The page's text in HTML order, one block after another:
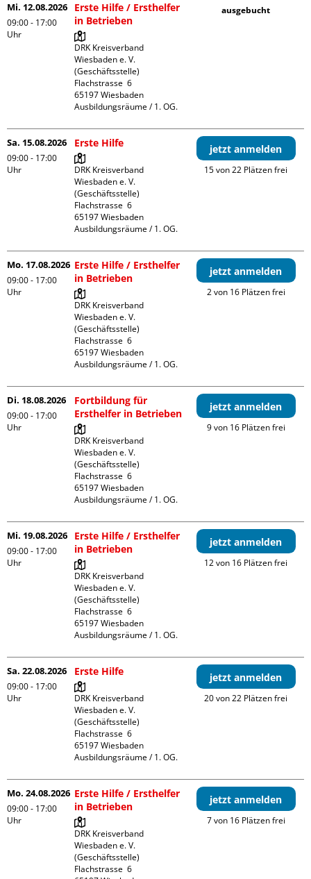
Mi. 12.08.2026
09:00 - 17:00
Uhr
Erste Hilfe / Ersthelfer
in Betrieben
DRK Kreisverband
Wiesbaden e. V.
(Geschäftsstelle)
Flachstrasse  6
65197 Wiesbaden
Ausbildungsräume / 1. OG.
ausgebucht
Sa. 15.08.2026
09:00 - 17:00
Uhr
Erste Hilfe
DRK Kreisverband
Wiesbaden e. V.
(Geschäftsstelle)
Flachstrasse  6
65197 Wiesbaden
Ausbildungsräume / 1. OG.
jetzt anmelden
15 von 22 Plätzen frei
Mo. 17.08.2026
09:00 - 17:00
Uhr
Erste Hilfe / Ersthelfer
in Betrieben
DRK Kreisverband
Wiesbaden e. V.
(Geschäftsstelle)
Flachstrasse  6
65197 Wiesbaden
Ausbildungsräume / 1. OG.
jetzt anmelden
2 von 16 Plätzen frei
Di. 18.08.2026
09:00 - 17:00
Uhr
Fortbildung für
Ersthelfer in Betrieben
DRK Kreisverband
Wiesbaden e. V.
(Geschäftsstelle)
Flachstrasse  6
65197 Wiesbaden
Ausbildungsräume / 1. OG.
jetzt anmelden
9 von 16 Plätzen frei
Mi. 19.08.2026
09:00 - 17:00
Uhr
Erste Hilfe / Ersthelfer
in Betrieben
DRK Kreisverband
Wiesbaden e. V.
(Geschäftsstelle)
Flachstrasse  6
65197 Wiesbaden
Ausbildungsräume / 1. OG.
jetzt anmelden
12 von 16 Plätzen frei
Sa. 22.08.2026
09:00 - 17:00
Uhr
Erste Hilfe
DRK Kreisverband
Wiesbaden e. V.
(Geschäftsstelle)
Flachstrasse  6
65197 Wiesbaden
Ausbildungsräume / 1. OG.
jetzt anmelden
20 von 22 Plätzen frei
Mo. 24.08.2026
09:00 - 17:00
Uhr
Erste Hilfe / Ersthelfer
in Betrieben
DRK Kreisverband
Wiesbaden e. V.
(Geschäftsstelle)
Flachstrasse  6
jetzt anmelden
7 von 16 Plätzen frei